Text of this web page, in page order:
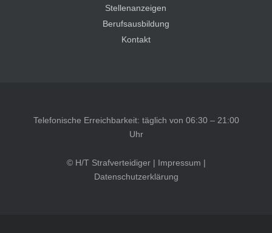
Stellenanzeigen
Berufsausbildung
Kontakt
Telefonische Erreichbarkeit: täglich von 06:30 – 21:00
Uhr
© H/T Strafverteidiger | Impressum |
Datenschutzerklärung